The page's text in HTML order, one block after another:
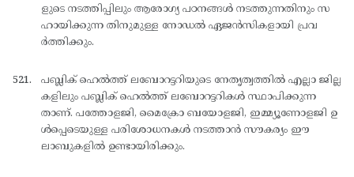
ളുടെ നടത്തിപ്പിലും ആരോഗ്യ പഠനങ്ങള്‍ നടത്തുന്നതിനും സ
ഹായിക്കുന്ന തിനുമുള്ള നോഡല്‍ ഏജന്‍സികളായി പ്രവ
ര്‍ത്തിക്കും.
പബ്ലിക് ഹെല്‍ത്ത് ലബോറട്ടറിയുടെ നേതൃത്വത്തില്‍ എല്ലാ ജില്ല
കളിലും പബ്ലിക് ഹെല്‍ത്ത് ലബോറട്ടറികള്‍ സ്ഥാപിക്കുന്ന
താണ്. പത്തോളജി, മൈക്രോ ബയോളജി, ഇമ്മ്യൂണോളജി ഉ
ള്‍പ്പെടെയുള്ള പരിശോധനകള്‍ നടത്താന്‍ സൗകര്യം ഈ
ലാബുകളില്‍ ഉണ്ടായിരിക്കും.